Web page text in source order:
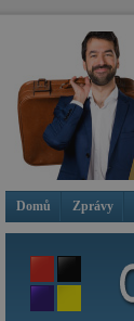
Domů Zprávy